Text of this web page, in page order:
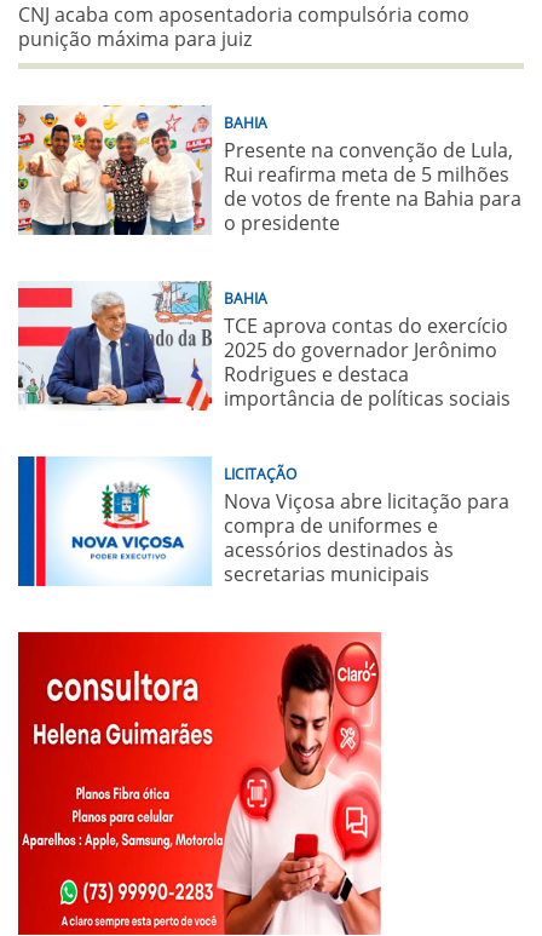
CNJ acaba com aposentadoria compulsória como
punição máxima para juiz
BAHIA
Presente na convenção de Lula,
Rui reafirma meta de 5 milhões
de votos de frente na Bahia para
o presidente
BAHIA
TCE aprova contas do exercício
2025 do governador Jerônimo
Rodrigues e destaca
importância de políticas sociais
LICITAÇÃO
Nova Viçosa abre licitação para
compra de uniformes e
acessórios destinados às
secretarias municipais